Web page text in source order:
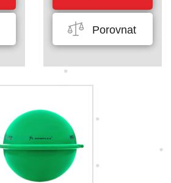
Porovnat